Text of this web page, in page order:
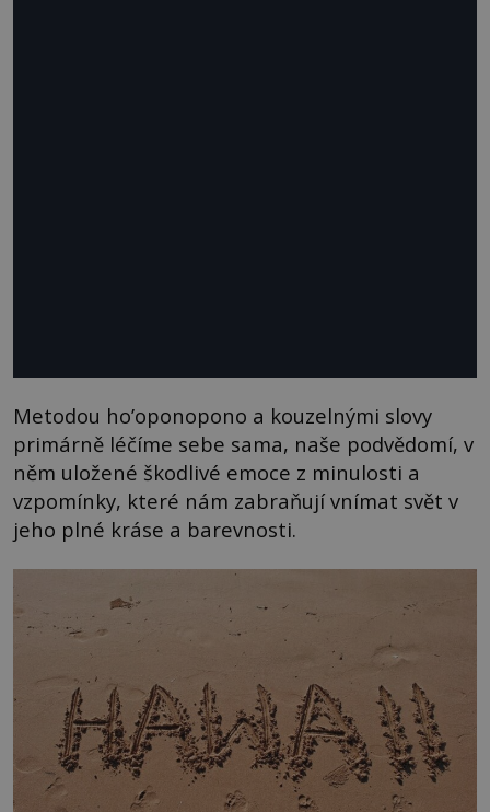
Metodou ho’oponopono a kouzelnými slovy
primárně léčíme sebe sama, naše podvědomí, v
něm uložené škodlivé emoce z minulosti a
vzpomínky, které nám zabraňují vnímat svět v
jeho plné kráse a barevnosti.